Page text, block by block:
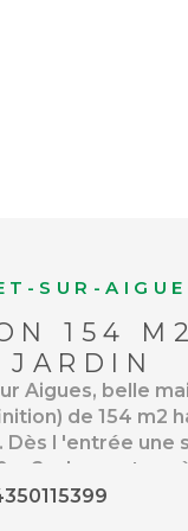
SUR-
154
JARDIN
Aigues, belle
de 154 m2
Dès l 'entrée une
m2 , donnant
sud ,pour